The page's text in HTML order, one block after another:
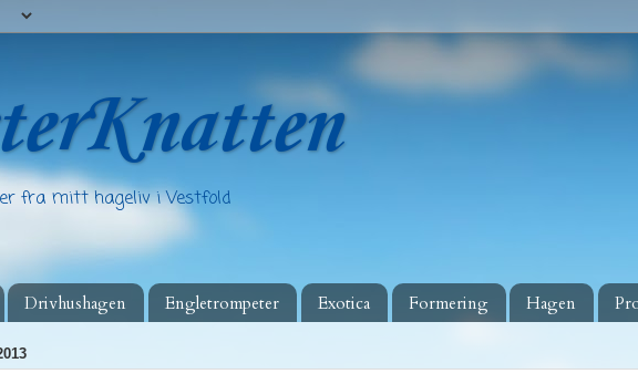
fra mitt hageliv i Vestfold
Drivhushagen Engletrompeter Exotica Formering Hagen